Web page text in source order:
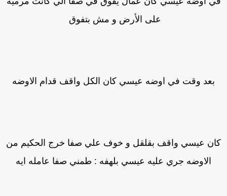
على الأرض و مش بتفوق
بعد وقت في اوضه عيسي كان الكل واقف قدام الاوضه
عيسي واقف بقلقل و خوف علي صفا خرج الحكيم من
الاوضه جري عليه عيسي بلهفه : طمني صفا عامله ايه